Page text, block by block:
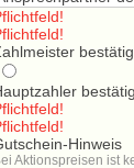
Hinweis
Aktionspreisen ist